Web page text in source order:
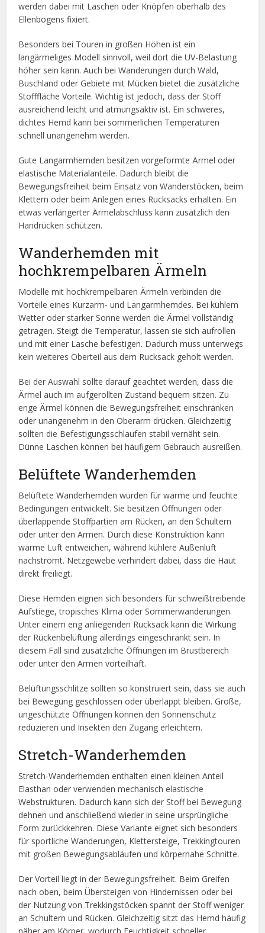
werden dabei mit Laschen oder Knöpfen oberhalb des
Ellenbogens fixiert.
Besonders bei Touren in großen Höhen ist ein
langärmeliges Modell sinnvoll, weil dort die UV-Belastung
höher sein kann. Auch bei Wanderungen durch Wald,
Buschland oder Gebiete mit Mücken bietet die zusätzliche
Stofffläche Vorteile. Wichtig ist jedoch, dass der Stoff
ausreichend leicht und atmungsaktiv ist. Ein schweres,
dichtes Hemd kann bei sommerlichen Temperaturen
schnell unangenehm werden.
Gute Langarmhemden besitzen vorgeformte Ärmel oder
elastische Materialanteile. Dadurch bleibt die
Bewegungsfreiheit beim Einsatz von Wanderstöcken, beim
Klettern oder beim Anlegen eines Rucksacks erhalten. Ein
etwas verlängerter Ärmelabschluss kann zusätzlich den
Handrücken schützen.
Wanderhemden mit
hochkrempelbaren Ärmeln
Modelle mit hochkrempelbaren Ärmeln verbinden die
Vorteile eines Kurzarm- und Langarmhemdes. Bei kühlem
Wetter oder starker Sonne werden die Ärmel vollständig
getragen. Steigt die Temperatur, lassen sie sich aufrollen
und mit einer Lasche befestigen. Dadurch muss unterwegs
kein weiteres Oberteil aus dem Rucksack geholt werden.
Bei der Auswahl sollte darauf geachtet werden, dass die
Ärmel auch im aufgerollten Zustand bequem sitzen. Zu
enge Ärmel können die Bewegungsfreiheit einschränken
oder unangenehm in den Oberarm drücken. Gleichzeitig
sollten die Befestigungsschlaufen stabil vernäht sein.
Dünne Laschen können bei häufigem Gebrauch ausreißen.
Belüftete Wanderhemden
Belüftete Wanderhemden wurden für warme und feuchte
Bedingungen entwickelt. Sie besitzen Öffnungen oder
überlappende Stoffpartien am Rücken, an den Schultern
oder unter den Armen. Durch diese Konstruktion kann
warme Luft entweichen, während kühlere Außenluft
nachströmt. Netzgewebe verhindert dabei, dass die Haut
direkt freiliegt.
Diese Hemden eignen sich besonders für schweißtreibende
Aufstiege, tropisches Klima oder Sommerwanderungen.
Unter einem eng anliegenden Rucksack kann die Wirkung
der Rückenbelüftung allerdings eingeschränkt sein. In
diesem Fall sind zusätzliche Öffnungen im Brustbereich
oder unter den Armen vorteilhaft.
Belüftungsschlitze sollten so konstruiert sein, dass sie auch
bei Bewegung geschlossen oder überlappt bleiben. Große,
ungeschützte Öffnungen können den Sonnenschutz
reduzieren und Insekten den Zugang erleichtern.
Stretch-Wanderhemden
Stretch-Wanderhemden enthalten einen kleinen Anteil
Elasthan oder verwenden mechanisch elastische
Webstrukturen. Dadurch kann sich der Stoff bei Bewegung
dehnen und anschließend wieder in seine ursprüngliche
Form zurückkehren. Diese Variante eignet sich besonders
für sportliche Wanderungen, Klettersteige, Trekkingtouren
mit großen Bewegungsabläufen und körpernahe Schnitte.
Der Vorteil liegt in der Bewegungsfreiheit. Beim Greifen
nach oben, beim Übersteigen von Hindernissen oder bei
der Nutzung von Trekkingstöcken spannt der Stoff weniger
an Schultern und Rücken. Gleichzeitig sitzt das Hemd häufig